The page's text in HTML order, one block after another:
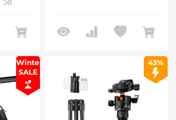
03
Winter
SALE
43%